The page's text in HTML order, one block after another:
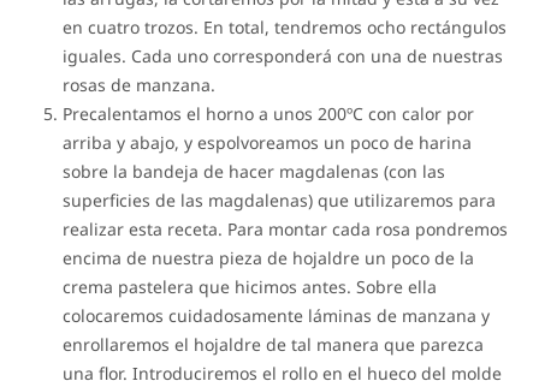
en cuatro trozos. En total, tendremos ocho rectángulos
iguales. Cada uno corresponderá con una de nuestras
rosas de manzana.
Precalentamos el horno a unos 200ºC con calor por
arriba y abajo, y espolvoreamos un poco de harina
sobre la bandeja de hacer magdalenas (con las
superficies de las magdalenas) que utilizaremos para
realizar esta receta. Para montar cada rosa pondremos
encima de nuestra pieza de hojaldre un poco de la
crema pastelera que hicimos antes. Sobre ella
colocaremos cuidadosamente láminas de manzana y
enrollaremos el hojaldre de tal manera que parezca
una flor. Introduciremos el rollo en el hueco del molde